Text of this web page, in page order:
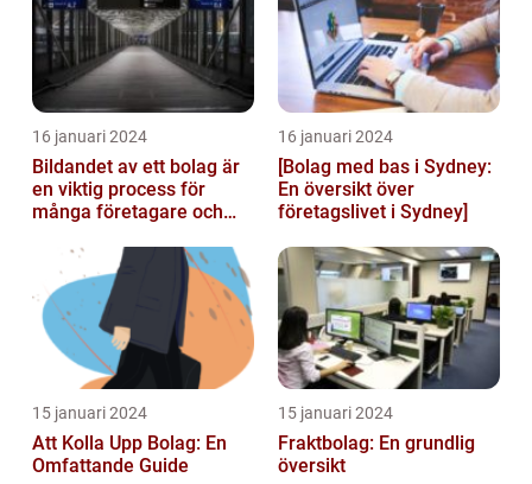
16 januari 2024
Bildandet av ett bolag är
en viktig process för
många företagare och
starta ...
16 januari 2024
[Bolag med bas i Sydney:
En översikt över
företagslivet i Sydney]
15 januari 2024
Att Kolla Upp Bolag: En
Omfattande Guide
15 januari 2024
Fraktbolag: En grundlig
översikt